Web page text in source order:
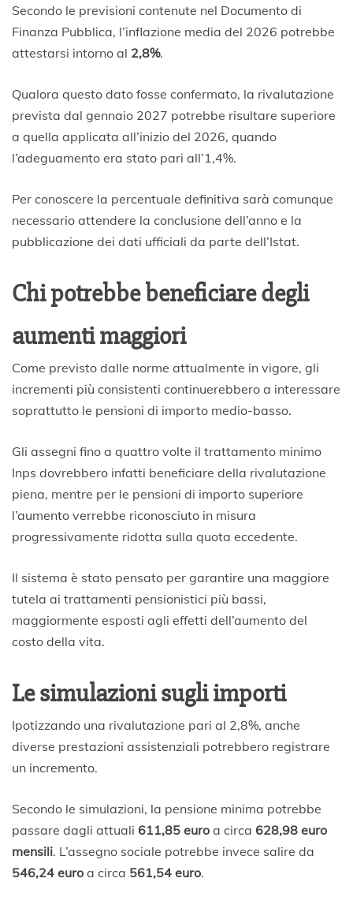
Secondo le previsioni contenute nel Documento di
Finanza Pubblica, l’inflazione media del 2026 potrebbe
attestarsi intorno al 2,8%.
Qualora questo dato fosse confermato, la rivalutazione
prevista dal gennaio 2027 potrebbe risultare superiore
a quella applicata all’inizio del 2026, quando
l’adeguamento era stato pari all’1,4%.
Per conoscere la percentuale definitiva sarà comunque
necessario attendere la conclusione dell’anno e la
pubblicazione dei dati ufficiali da parte dell’Istat.
Chi potrebbe beneficiare degli
aumenti maggiori
Come previsto dalle norme attualmente in vigore, gli
incrementi più consistenti continuerebbero a interessare
soprattutto le pensioni di importo medio-basso.
Gli assegni fino a quattro volte il trattamento minimo
Inps dovrebbero infatti beneficiare della rivalutazione
piena, mentre per le pensioni di importo superiore
l’aumento verrebbe riconosciuto in misura
progressivamente ridotta sulla quota eccedente.
Il sistema è stato pensato per garantire una maggiore
tutela ai trattamenti pensionistici più bassi,
maggiormente esposti agli effetti dell’aumento del
costo della vita.
Le simulazioni sugli importi
Ipotizzando una rivalutazione pari al 2,8%, anche
diverse prestazioni assistenziali potrebbero registrare
un incremento.
Secondo le simulazioni, la pensione minima potrebbe
passare dagli attuali 611,85 euro a circa 628,98 euro
mensili. L’assegno sociale potrebbe invece salire da
546,24 euro a circa 561,54 euro.